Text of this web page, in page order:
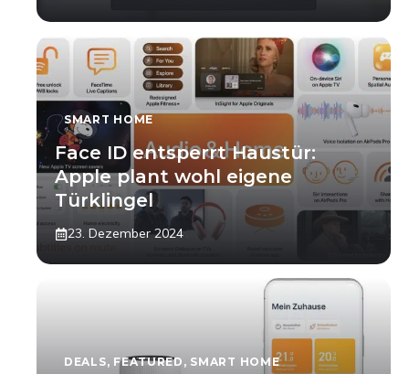
SMART HOME
Face ID entsperrt Haustür:
Apple plant wohl eigene
Türklingel
23. Dezember 2024
DEALS, FEATURED , SMART HOME